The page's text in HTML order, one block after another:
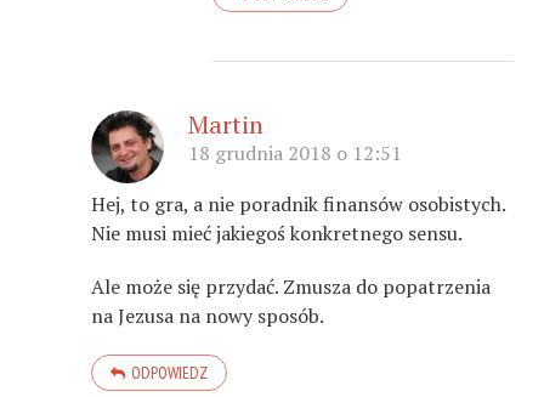
Martin
18 grudnia 2018 o 12:51
Hej, to gra, a nie poradnik finansów osobistych.
Nie musi mieć jakiegoś konkretnego sensu.
Ale może się przydać. Zmusza do popatrzenia
na Jezusa na nowy sposób.
ODPOWIEDZ